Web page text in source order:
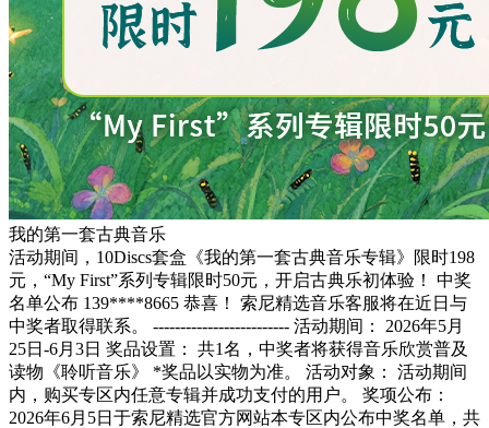
我的第一套古典音乐
活动期间，10Discs套盒《我的第一套古典音乐专辑》限时198
元，“My First”系列专辑限时50元，开启古典乐初体验！ 中奖
名单公布 139****8665 恭喜！ 索尼精选音乐客服将在近日与
中奖者取得联系。 ------------------------- 活动期间： 2026年5月
25日-6月3日 奖品设置： 共1名，中奖者将获得音乐欣赏普及
读物《聆听音乐》 *奖品以实物为准。 活动对象： 活动期间
内，购买专区内任意专辑并成功支付的用户。 奖项公布：
2026年6月5日于索尼精选官方网站本专区内公布中奖名单，共